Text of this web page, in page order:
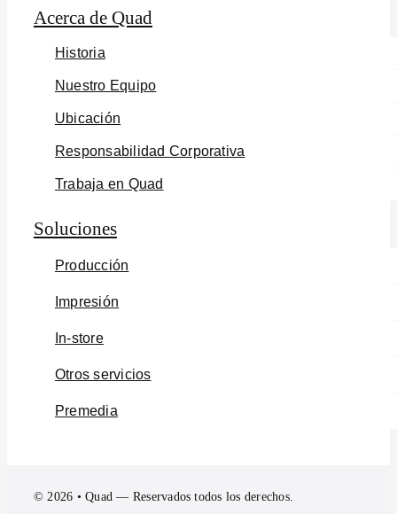
Acerca de Quad
Historia
Nuestro Equipo
Ubicación
Responsabilidad Corporativa
Trabaja en Quad
Soluciones
Producción
Impresión
In-store
Otros servicios
Premedia
© 2026 • Quad — Reservados todos los derechos.